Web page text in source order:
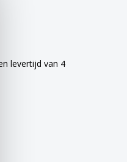
levertijd van 4